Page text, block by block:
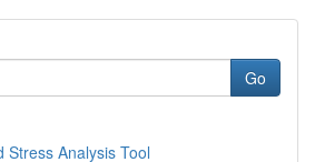
Go
Stress Analysis Tool